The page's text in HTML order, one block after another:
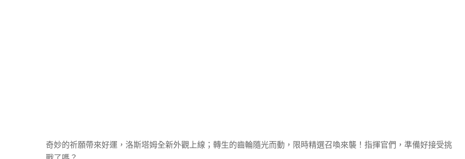
奇妙的祈願帶來好運，洛斯塔姆全新外觀上線；轉生的齒輪隨光而動，限時精選召喚來襲！指揮官們，準備好接受挑